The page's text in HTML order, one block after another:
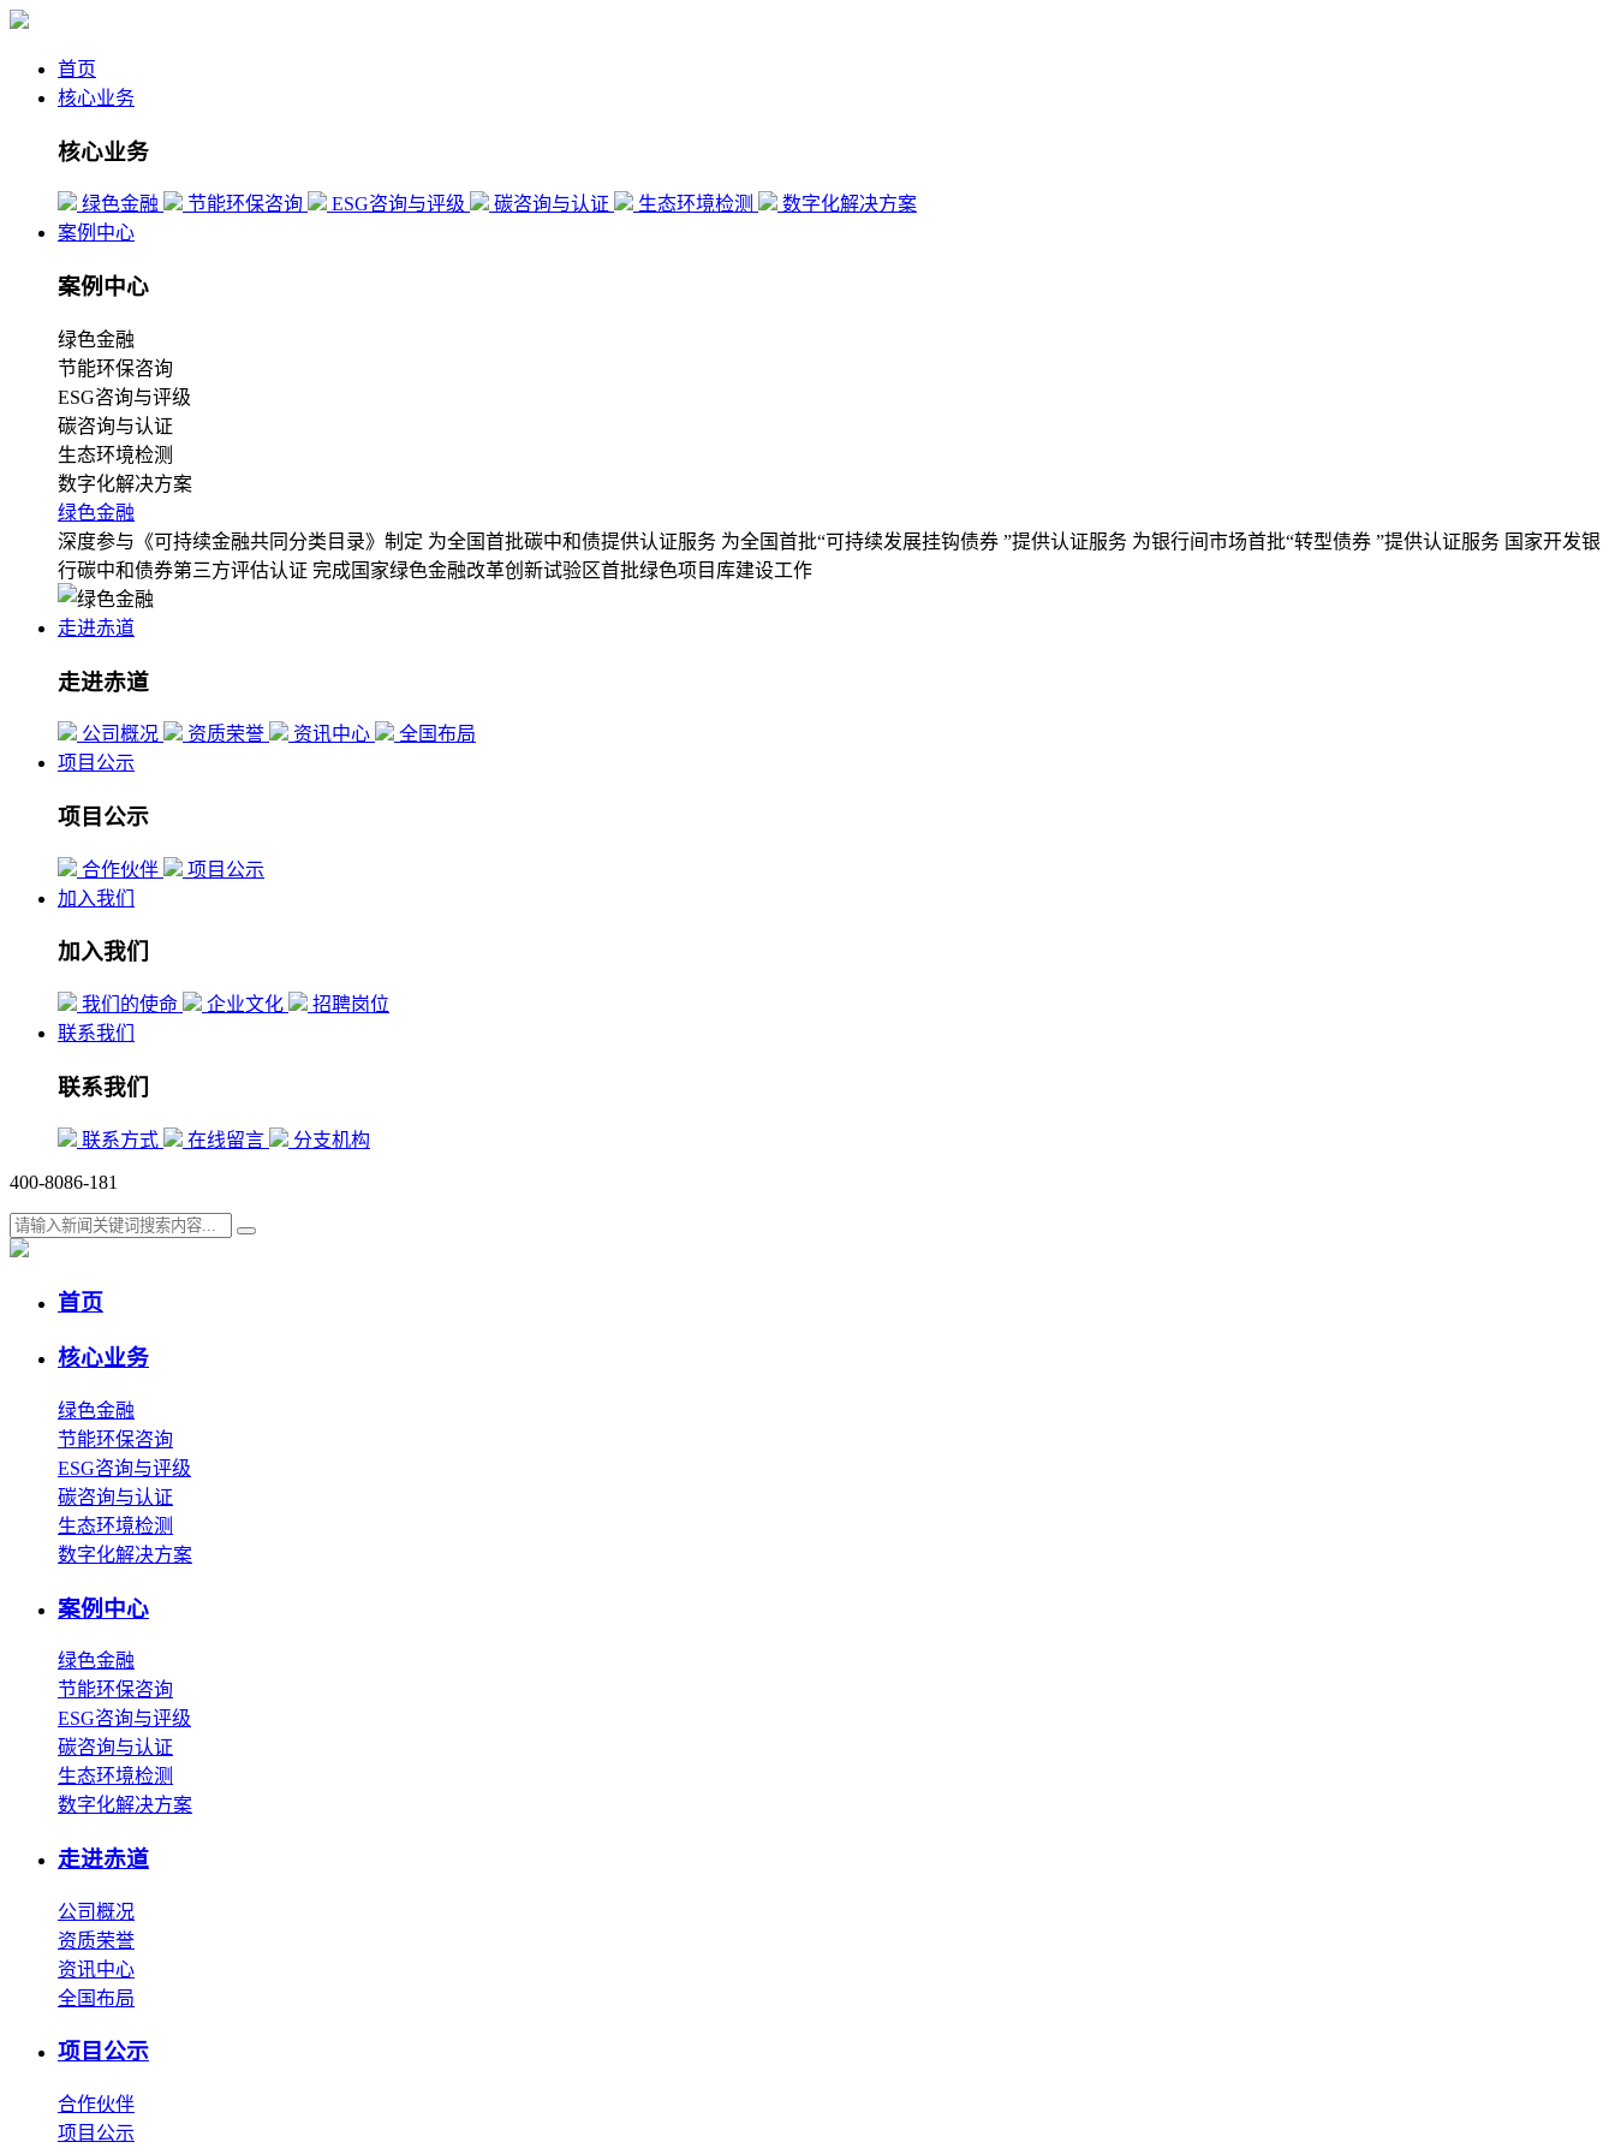
首页
核心业务
核心业务
绿色金融 节能环保咨询 ESG咨询与评级 碳咨询与认证 生态环境检测
数字化解决方案
案例中心
案例中心
绿色金融
节能环保咨询
ESG咨询与评级
碳咨询与认证
生态环境检测
数字化解决方案
绿色金融
深度参与《可持续金融共同分类目录》制定 为全国首批碳中和债提供认证服务 为全国首批“可持续发展挂钩债券 ”提供认证服务 为银行间市场首批“转型债券 ”提供认证服务 国家开发银
行碳中和债券第三方评估认证 完成国家绿色金融改革创新试验区首批绿色项目库建设工作
走进赤道
走进赤道
公司概况 资质荣誉 资讯中心
全国布局
项目公示
项目公示
合作伙伴
项目公示
加入我们
加入我们
我们的使命 企业文化
招聘岗位
联系我们
联系我们
联系方式 在线留言 分支机构
400-8086-181
首页
核心业务
绿色金融
节能环保咨询
ESG咨询与评级
碳咨询与认证
生态环境检测
数字化解决方案
案例中心
绿色金融
节能环保咨询
ESG咨询与评级
碳咨询与认证
生态环境检测
数字化解决方案
走进赤道
公司概况
资质荣誉
资讯中心
全国布局
项目公示
合作伙伴
项目公示